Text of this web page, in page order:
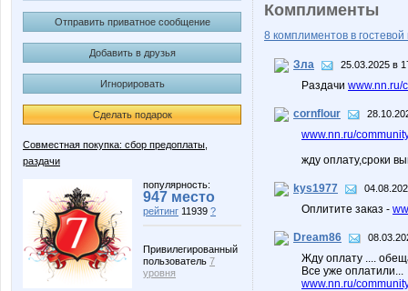
Отправить приватное сообщение
Добавить в друзья
Игнорировать
Сделать подарок
Совместная покупка: сбор предоплаты,
раздачи
популярность:
947 место
рейтинг 11939 ?
Привилегированный
пользователь 7
уровня
Комплименты
8 комплиментов в гостевой
Зла 25.03.2025 в
Раздачи www.nn.ru/
cornflour
www.nn.ru/
жду оплату,сроки
kys1977
Оплитите заказ -
Dream86
Жду оплату ....
Все уже оплатили...
www.nn.ru/